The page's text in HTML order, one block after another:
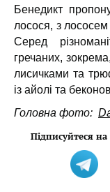
Бенедикт
лосося, з
Серед
гречаних,
лисичками та
із айолі та
Головна фото:
Підписуйтеся